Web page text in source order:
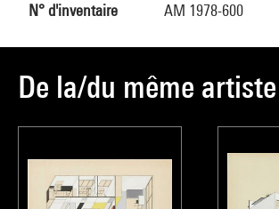
N° d'inventaire AM 1978-600
De la/du même artiste